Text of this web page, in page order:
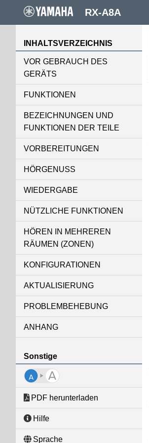
INHALTSVERZEICHNIS
VOR GEBRAUCH DES
GERÄTS
FUNKTIONEN
BEZEICHNUNGEN UND
FUNKTIONEN DER TEILE
VORBEREITUNGEN
HÖRGENUSS
WIEDERGABE
NÜTZLICHE FUNKTIONEN
HÖREN IN MEHREREN
RÄUMEN (ZONEN)
KONFIGURATIONEN
AKTUALISIERUNG
PROBLEMBEHEBUNG
ANHANG
Sonstige
PDF herunterladen
Hilfe
Sprache
RX-A8A